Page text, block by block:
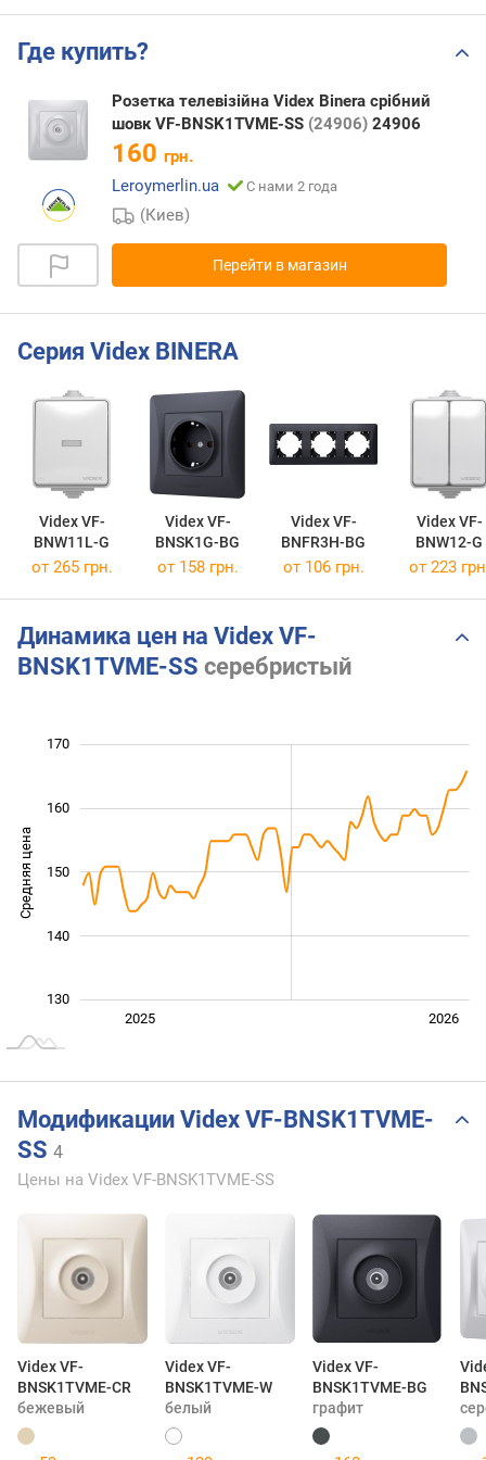
Где купить?
Розетка телевізійна Videx Binera срібний
шовк VF-BNSK1TVME-SS (24906) 24906
160 грн.
Leroymerlin.ua
С нами 2 года
(Киев)
Перейти в магазин
Серия Videx BINERA
Videx VF-
BNW11L-G
Videx VF-
BNSK1G-BG
Videx VF-
BNFR3H-BG
Videx VF-
BNW12-G
от 265 грн. от 158 грн. от 106 грн. от 223
Динамика цен на Videx VF-
BNSK1TVME-SS серебристый
Средняя цена 130
130
140
150
160
170
2026
2025
Модификации Videx VF-BNSK1TVME-
SS 4
Цены на Videx VF-BNSK1TVME-SS
Videx VF-
BNSK1TVME-CR
бежевый
Videx VF-
BNSK1TVME-W
белый
Videx VF-
BNSK1TVME-BG
графит